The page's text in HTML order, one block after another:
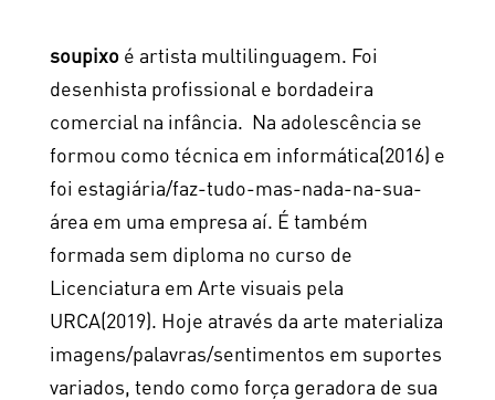
soupixo é artista multilinguagem. Foi
desenhista profissional e bordadeira
comercial na infância. Na adolescência se
formou como técnica em informática(2016) e
foi estagiária/faz-tudo-mas-nada-na-sua-
área em uma empresa aí. É também
formada sem diploma no curso de
Licenciatura em Arte visuais pela
URCA(2019). Hoje através da arte materializa
imagens/palavras/sentimentos em suportes
variados, tendo como força geradora de sua